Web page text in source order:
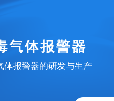
体报警器的研发与生产